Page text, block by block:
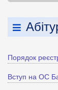
Порядок
Вступ на ОС